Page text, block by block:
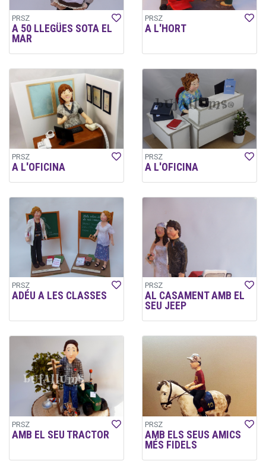
PRSZ
A 50 LLEGÜES SOTA EL
MAR
PRSZ
A L'HORT
PRSZ
A L'OFICINA
PRSZ
A L'OFICINA
PRSZ
ADÉU A LES CLASSES
PRSZ
AL CASAMENT AMB EL
SEU JEEP
PRSZ
AMB EL SEU TRACTOR
PRSZ
AMB ELS SEUS AMICS
MÉS FIDELS